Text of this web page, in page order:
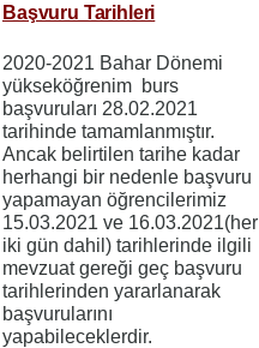
Başvuru Tarihleri
2020-2021 Bahar Dönemi
yükseköğrenim burs
başvuruları 28.02.2021
tarihinde tamamlanmıştır.
Ancak belirtilen tarihe kadar
herhangi bir nedenle başvuru
yapamayan öğrencilerimiz
15.03.2021 ve 16.03.2021(her
iki gün dahil) tarihlerinde ilgili
mevzuat gereği geç başvuru
tarihlerinden yararlanarak
başvurularını
yapabileceklerdir.